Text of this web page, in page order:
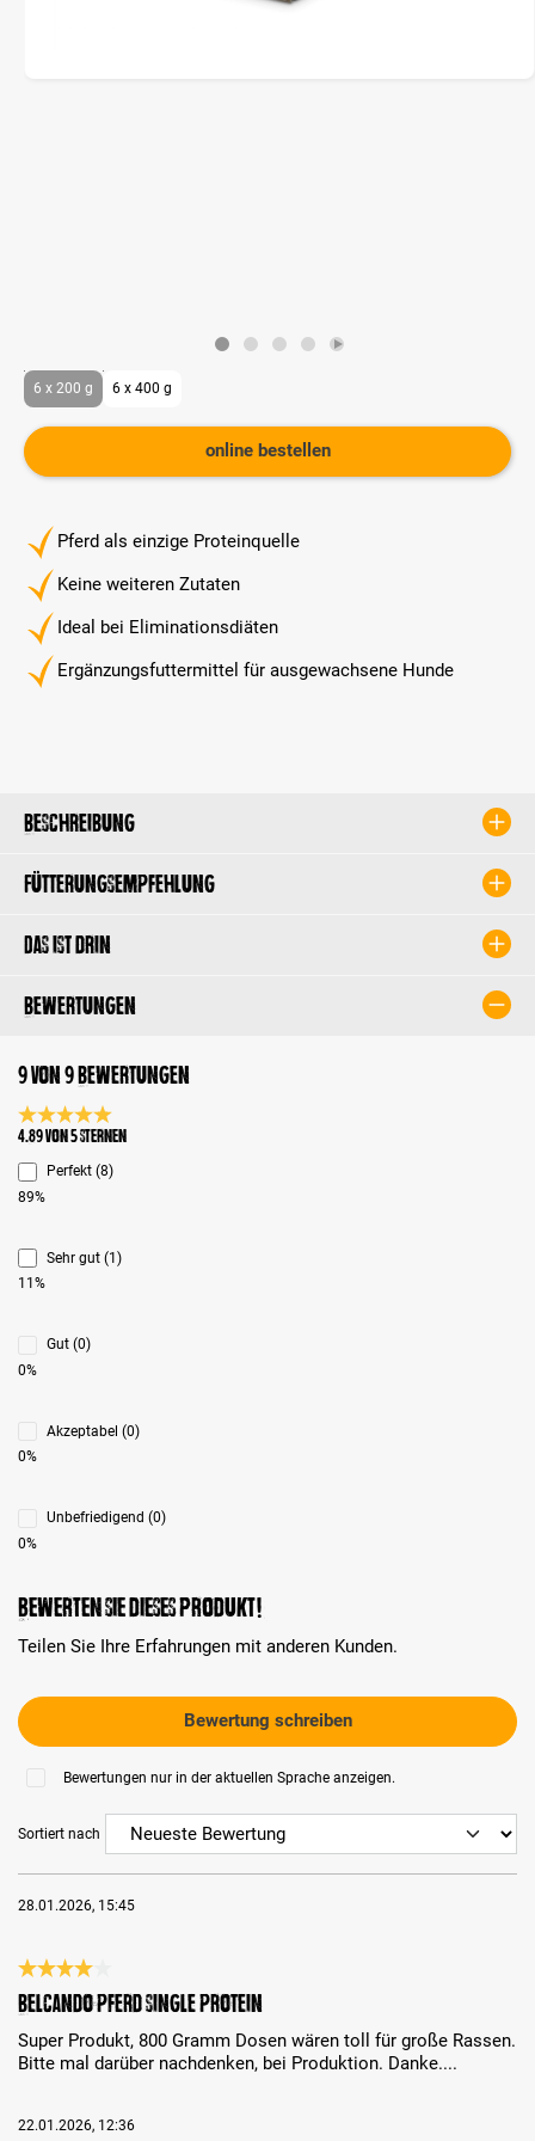
Pferd als einzige Proteinquelle
Keine weiteren Zutaten
Ideal bei Eliminationsdiäten
Ergänzungsfuttermittel für ausgewachsene Hunde
6 x 200 g 6 x 400 g
online bestellen
Beschreibung
Fütterungsempfehlung
Das ist drin
Bewertungen
9 von 9 Bewertungen
Durchschnittliche Bewertung 4.8 von 5 Sternen
4.89 von 5 Sternen
Perfekt (8)
89%
Sehr gut (1)
11%
Gut (0)
0%
Akzeptabel (0)
0%
Unbefriedigend (0)
0%
Bewerten Sie dieses Produkt!
Teilen Sie Ihre Erfahrungen mit anderen Kunden.
Bewertung schreiben
Bewertungen nur in der aktuellen Sprache anzeigen.
Sortiert nach
28.01.2026, 15:45
Bewertung mit 4 von 5 Sternen
Belcando Pferd Single Protein
Super Produkt, 800 Gramm Dosen wären toll für große Rassen.
Bitte mal darüber nachdenken, bei Produktion. Danke....
22.01.2026, 12:36